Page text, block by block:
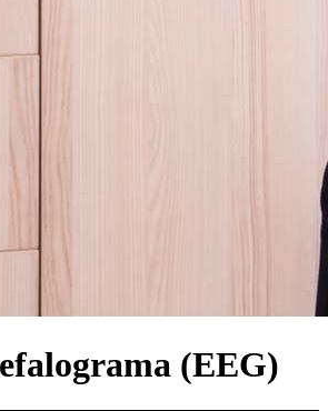
(EEG)